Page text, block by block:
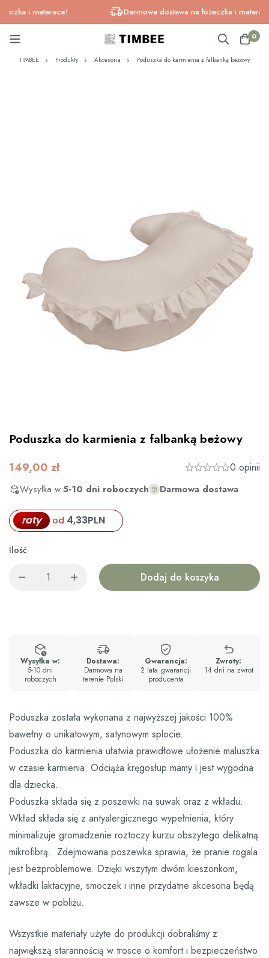
i materace! Darmowa dostawa na łóżeczka i materace!
0
TIMBEE Produkty Akcesoria Poduszka do karmienia z falbanką beżowy
Poduszka do karmienia z falbanką beżowy
149,00 zł 0 opinii
Wysyłka w:5-10 dni roboczych Darmowa dostawa
raty od 4,33PLN
Ilość
Dodaj do koszyka
Wysyłka w:
5-10 dni
roboczych
Dostawa:
Darmowa na
terenie Polski
Gwarancja:
2 lata gwarancji
producenta
Zwroty:
14 dni na zwrot
Poduszka została wykonana z najwyższej jakości 100%
bawełny o unikatowym, satynowym splocie.
Poduszka do karmienia ułatwia prawidłowe ułożenie maluszka
w czasie karmienia. Odciąża kręgosłup mamy i jest wygodna
dla dziecka.
Poduszka składa się z poszewki na suwak oraz z wkładu.
Wkład składa się z antyalergicznego wypełnienia, który
minimalizuje gromadzenie roztoczy kurzu obszytego delikatną
mikrofibrą. Zdejmowana poszewka sprawia, że pranie rogala
jest bezproblemowe. Dzięki wszytym dwóm kieszonkom,
wkładki laktacyjne, smoczek i inne przydatne akcesoria będą
zawsze w pobliżu.
Wszystkie materiały użyte do produkcji dobraliśmy z
największą starannością w trosce o komfort i bezpieczeństwo